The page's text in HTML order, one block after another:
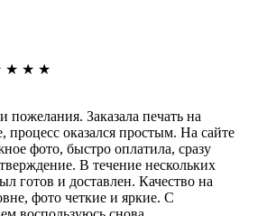
★ ★ ★
пожелания. Заказала печать на
процесс оказался простым. На сайте
фото, быстро оплатила, сразу
В течение нескольких
готов и доставлен. Качество на
фото четкие и яркие. С